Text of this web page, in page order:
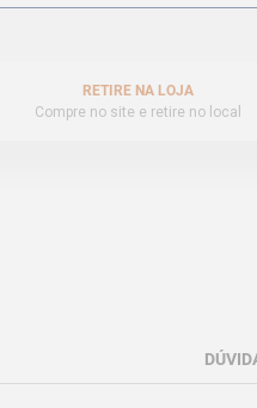
RETIRE NA LOJA
Compre no site e retire no local